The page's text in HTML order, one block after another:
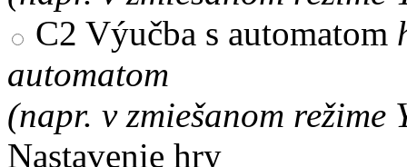
C2 Výučba s automatom
automatom
(napr. v zmiešanom režime
Nastavenie hry